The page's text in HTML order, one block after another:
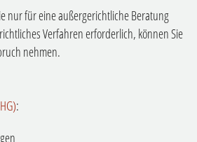
nur für eine außergerichtliche Beratung
Verfahren erforderlich, können Sie
nehmen.
: